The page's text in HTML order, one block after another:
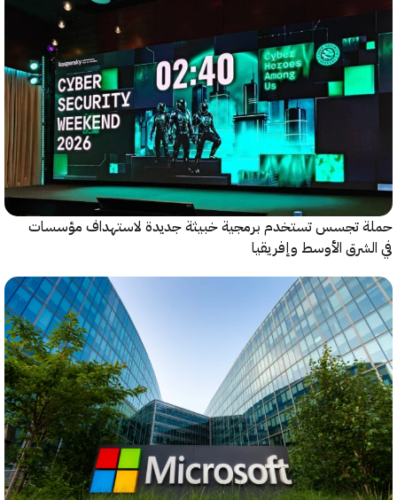
تجسس تستخدم برمجية خبيثة جديدة لاستهداف مؤسسات
الأوسط وإفريقيا